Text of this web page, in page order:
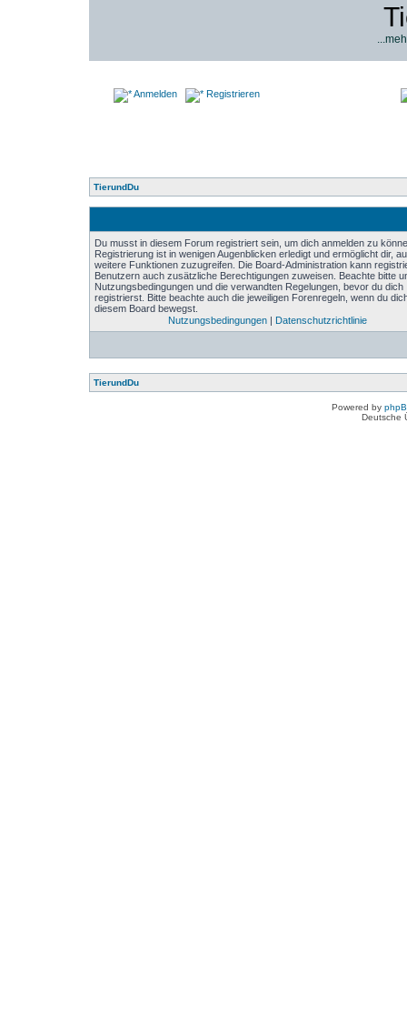
Anmelden Registrieren
TierundDu
Du musst in diesem Forum registriert sein, um dich anmelden zu
Registrierung ist in wenigen Augenblicken erledigt und ermöglicht dir,
weitere Funktionen zuzugreifen. Die Board-Administration kann
Benutzern auch zusätzliche Berechtigungen zuweisen. Beachte bitte
Nutzungsbedingungen und die verwandten Regelungen, bevor du dich
registrierst. Bitte beachte auch die jeweiligen Forenregeln, wenn du
diesem Board bewegst.
Nutzungsbedingungen| Datenschutzrichtlinie
TierundDu
Powered by
Deutsche